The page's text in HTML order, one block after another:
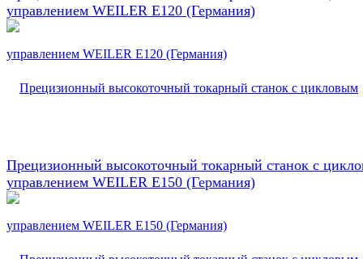
управлением WEILER E120 (Германия)
Прецизионный высокоточный токарный станок с
управлением WEILER E150 (Германия)